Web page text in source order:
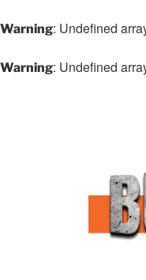
Warning: Undefined
Warning: Undefined